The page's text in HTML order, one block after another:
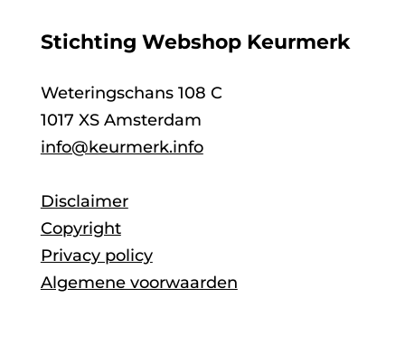
Stichting Webshop Keurmerk
Weteringschans 108 C
1017 XS Amsterdam
info@keurmerk.info
Disclaimer
Copyright
Privacy policy
Algemene voorwaarden